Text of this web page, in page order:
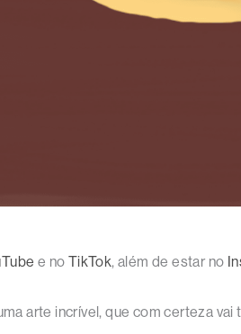
e no TikTok, além de estar no
arte incrível, que com certeza